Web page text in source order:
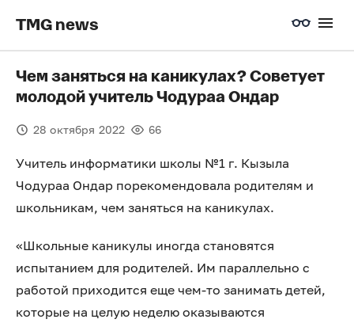
TMG news
Чем заняться на каникулах? Советует
молодой учитель Чодураа Ондар
28 октября 2022 66
Учитель информатики школы №1 г. Кызыла
Чодураа Ондар порекомендовала родителям и
школьникам, чем заняться на каникулах.
«Школьные каникулы иногда становятся
испытанием для родителей. Им параллельно с
работой приходится еще чем-то занимать детей,
которые на целую неделю оказываются